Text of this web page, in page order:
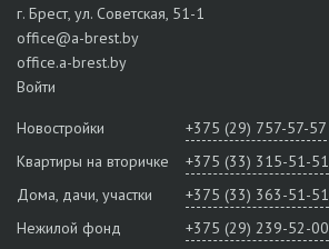
г. Брест, ул. Советская, 51-1
office@a-brest.by
office.a-brest.by
Войти
Новостройки
+375 (29) 757-57-57
Квартиры на вторичке
+375 (33) 315-51-51
Дома, дачи, участки
+375 (33) 363-51-51
Нежилой фонд
+375 (29) 239-52-00